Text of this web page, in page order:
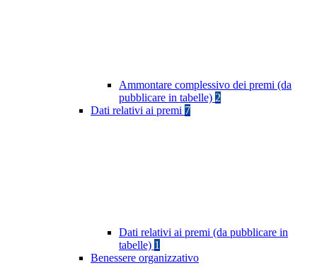
Ammontare complessivo dei premi (da
pubblicare in tabelle) 2
Dati relativi ai premi 7
Dati relativi ai premi (da pubblicare in
tabelle) 1
Benessere organizzativo